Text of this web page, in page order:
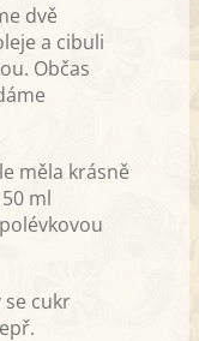
dvě
a cibuli
Občas
měla krásně
ml
cukr